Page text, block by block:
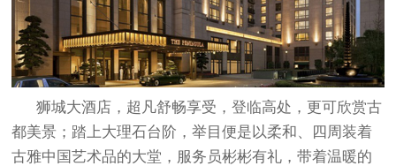
狮城大酒店，超凡舒畅享受，登临高处，更可欣赏古
都美景；踏上大理石台阶，举目便是以柔和、四周装着
古雅中国艺术品的大堂，服务员彬彬有礼，带着温暖的